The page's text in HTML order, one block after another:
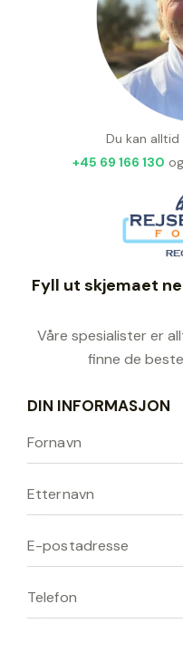
Du kan alltid
+45 69 166 130
Fyll ut skjemaet
Våre spesialister er
finne de
DIN INFORMASJON